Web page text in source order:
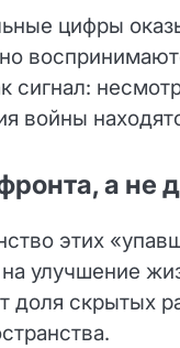
цифры
сигнал:
войны
а не
этих
улучшение
доля скрытых